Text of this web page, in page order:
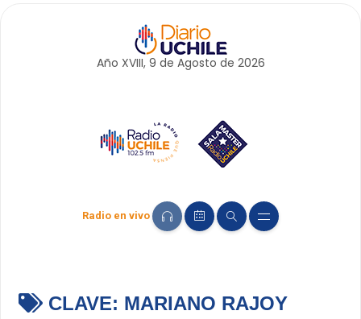
Año XVIII, 9 de Agosto de 2026
Radio en vivo
CLAVE: MARIANO RAJOY